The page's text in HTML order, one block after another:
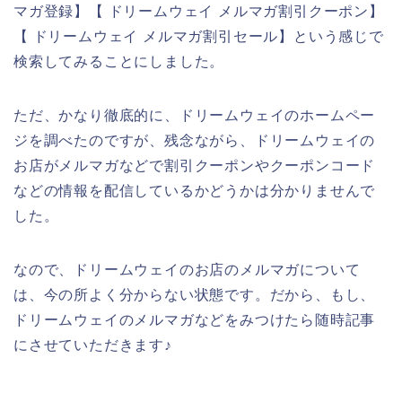
マガ登録】【 ドリームウェイ メルマガ割引クーポン】
【 ドリームウェイ メルマガ割引セール】という感じで
検索してみることにしました。
ただ、かなり徹底的に、ドリームウェイのホームペー
ジを調べたのですが、残念ながら、ドリームウェイの
お店がメルマガなどで割引クーポンやクーポンコード
などの情報を配信しているかどうかは分かりませんで
した。
なので、ドリームウェイのお店のメルマガについて
は、今の所よく分からない状態です。だから、もし、
ドリームウェイのメルマガなどをみつけたら随時記事
にさせていただきます♪